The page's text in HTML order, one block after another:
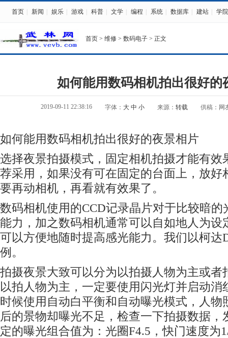
首页 新闻 娱乐 游戏 科普 文学 编程 系统 数据库 建站 学院
首页 > 维修 > 数码电子 > 正文
如何能用数码相机拍出很好的
2019-09-11 22:38:16 字体： 大 中 小 来源： 转载 供稿：网
如何能用数码相机拍出很好的夜景相片
选择夜景拍摄模式，固定相机拍摄才能有效
荐采用，如果没有可在固定的台面上，放好
要再动相机，再看就有效果了。
数码相机使用的CCD记录晶片对于比较暗
能力，加之数码相机通常可以自如地人为设
可以方便地随时提高感光能力。我们以柯达
例。
拍摄夜景大致可以分为以拍摄人物为主或者
以拍人物为主，一定要使用闪光灯并启动消
时候使用自动白平衡和自动曝光模式，人物
后的景物却曝光不足，检查一下拍摄数据，
定的曝光组合值为：光圈F4.5，快门速度为